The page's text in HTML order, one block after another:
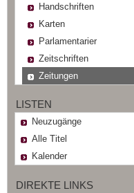
Handschriften
Karten
Parlamentarier
Zeitschriften
Zeitungen
LISTEN
Neuzugänge
Alle Titel
Kalender
DIREKTE LINKS